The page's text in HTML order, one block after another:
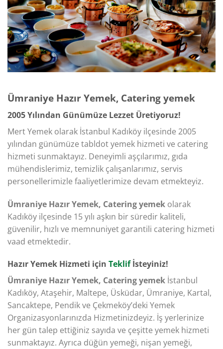
Ümraniye Hazır Yemek, Catering yemek
2005 Yılından Günümüze Lezzet Üretiyoruz!​
Mert Yemek olarak İstanbul Kadıköy ilçesinde 2005
yılından günümüze tabldot yemek hizmeti ve catering
hizmeti sunmaktayız. Deneyimli aşçılarımız, gıda
mühendislerimiz, temizlik çalışanlarımız, servis
personellerimizle faaliyetlerimize devam etmekteyiz.
Ümraniye Hazır Yemek, Catering yemek olarak
Kadıköy ilçesinde 15 yılı aşkın bir süredir kaliteli,
güvenilir, hızlı ve memnuniyet garantili catering hizmeti
vaad etmektedir.
Hazır Yemek Hizmeti için Teklifİsteyiniz!​
Ümraniye Hazır Yemek, Catering yemek İstanbul
Kadıköy, Ataşehir, Maltepe, Üsküdar, Ümraniye, Kartal,
Sancaktepe, Pendik ve Çekmeköy’deki Yemek
Organizasyonlarınızda Hizmetinizdeyiz. İş yerlerinize
her gün talep ettiğiniz sayıda ve çeşitte yemek hizmeti
sunmaktayız. Ayrıca düğün yemeği, nişan yemeği,